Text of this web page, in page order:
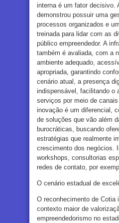
interna é um fator decisivo.
demonstrou possuir uma
processos organizados e
treinada para lidar com as
público empreendedor. A
também é avaliada, com a
ambiente adequado,
apropriada, garantindo
cenário atual, a presença
indispensável, facilitando o
serviços por meio de
inovação é um diferencial,
de soluções que vão além
burocráticas, buscando
estratégias que realmente
crescimento dos negócios.
workshops, consultorias
redes de contato, por
O cenário estadual de
O reconhecimento de Cotia
contexto maior de
empreendedorismo no